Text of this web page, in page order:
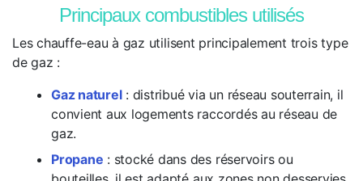
Principaux combustibles utilisés
Les chauffe-eau à gaz utilisent principalement trois type
de gaz :
Gaz naturel: distribué via un réseau souterrain, il
convient aux logements raccordés au réseau de
gaz.
Propane : stocké dans des réservoirs ou